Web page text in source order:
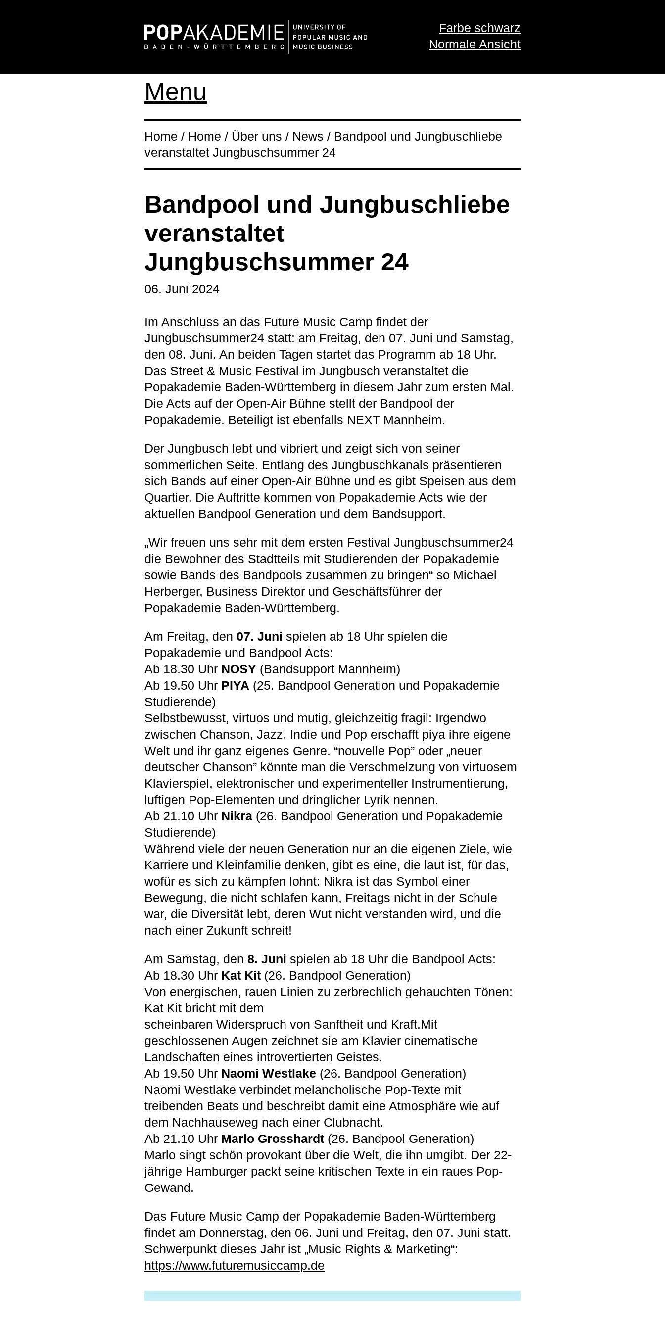
Farbe schwarz
Normale Ansicht
Menu
Home / Home / Über uns / News / Bandpool und Jungbuschliebe
veranstaltet Jungbuschsummer 24
Bandpool und Jungbuschliebe
veranstaltet
Jungbuschsummer 24
06. Juni 2024
Im Anschluss an das Future Music Camp findet der
Jungbuschsummer24 statt: am Freitag, den 07. Juni und Samstag,
den 08. Juni. An beiden Tagen startet das Programm ab 18 Uhr.
Das Street & Music Festival im Jungbusch veranstaltet die
Popakademie Baden-Württemberg in diesem Jahr zum ersten Mal.
Die Acts auf der Open-Air Bühne stellt der Bandpool der
Popakademie. Beteiligt ist ebenfalls NEXT Mannheim.
Der Jungbusch lebt und vibriert und zeigt sich von seiner
sommerlichen Seite. Entlang des Jungbuschkanals präsentieren
sich Bands auf einer Open-Air Bühne und es gibt Speisen aus dem
Quartier. Die Auftritte kommen von Popakademie Acts wie der
aktuellen Bandpool Generation und dem Bandsupport.
„Wir freuen uns sehr mit dem ersten Festival Jungbuschsummer24
die Bewohner des Stadtteils mit Studierenden der Popakademie
sowie Bands des Bandpools zusammen zu bringen“ so Michael
Herberger, Business Direktor und Geschäftsführer der
Popakademie Baden-Württemberg.
Am Freitag, den 07. Juni spielen ab 18 Uhr spielen die
Popakademie und Bandpool Acts:
Ab 18.30 Uhr NOSY (Bandsupport Mannheim)
Ab 19.50 Uhr PIYA (25. Bandpool Generation und Popakademie
Studierende)
Selbstbewusst, virtuos und mutig, gleichzeitig fragil: Irgendwo
zwischen Chanson, Jazz, Indie und Pop erschafft piya ihre eigene
Welt und ihr ganz eigenes Genre. “nouvelle Pop” oder „neuer
deutscher Chanson” könnte man die Verschmelzung von virtuosem
Klavierspiel, elektronischer und experimenteller Instrumentierung,
luftigen Pop-Elementen und dringlicher Lyrik nennen.
Ab 21.10 Uhr Nikra (26. Bandpool Generation und Popakademie
Studierende)
Während viele der neuen Generation nur an die eigenen Ziele, wie
Karriere und Kleinfamilie denken, gibt es eine, die laut ist, für das,
wofür es sich zu kämpfen lohnt: Nikra ist das Symbol einer
Bewegung, die nicht schlafen kann, Freitags nicht in der Schule
war, die Diversität lebt, deren Wut nicht verstanden wird, und die
nach einer Zukunft schreit!
Am Samstag, den 8. Juni spielen ab 18 Uhr die Bandpool Acts:
Ab 18.30 Uhr Kat Kit (26. Bandpool Generation)
Von energischen, rauen Linien zu zerbrechlich gehauchten Tönen:
Kat Kit bricht mit dem
scheinbaren Widerspruch von Sanftheit und Kraft.Mit
geschlossenen Augen zeichnet sie am Klavier cinematische
Landschaften eines introvertierten Geistes.
Ab 19.50 Uhr Naomi Westlake (26. Bandpool Generation)
Naomi Westlake verbindet melancholische Pop-Texte mit
treibenden Beats und beschreibt damit eine Atmosphäre wie auf
dem Nachhauseweg nach einer Clubnacht.
Ab 21.10 Uhr Marlo Grosshardt (26. Bandpool Generation)
Marlo singt schön provokant über die Welt, die ihn umgibt. Der 22-
jährige Hamburger packt seine kritischen Texte in ein raues Pop-
Gewand.
Das Future Music Camp der Popakademie Baden-Württemberg
findet am Donnerstag, den 06. Juni und Freitag, den 07. Juni statt.
Schwerpunkt dieses Jahr ist „Music Rights & Marketing“:
https://www.futuremusiccamp.de